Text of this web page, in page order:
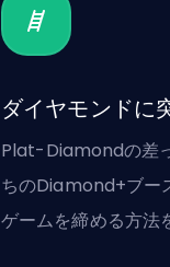
ダイヤモンドに
Plat-Diamondの差
ちのDiamond+ブー
ゲームを締める方法